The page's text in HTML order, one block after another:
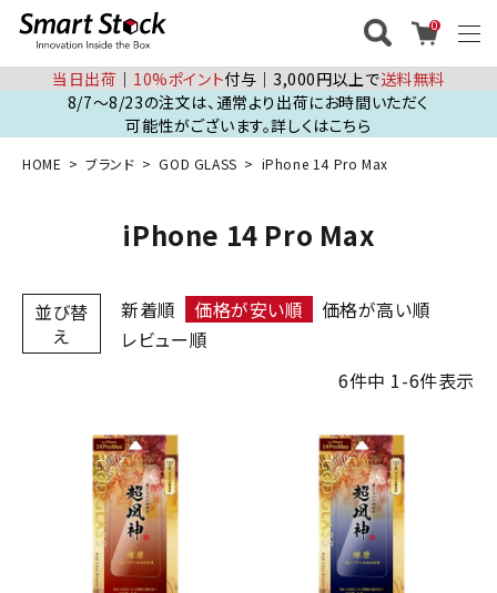
0
当日出荷 │ 10%ポイント付与│3,000円以上で送料無料
8/7～8/23の注文は、通常より出荷にお時間いただく
可能性がございます。詳しくはこちら
HOME ブランド GOD GLASS iPhone 14 Pro Max
iPhone 14 Pro Max
並び替
え
新着順 価格が安い順
価格が高い順
レビュー順
6件中 1-6件表示